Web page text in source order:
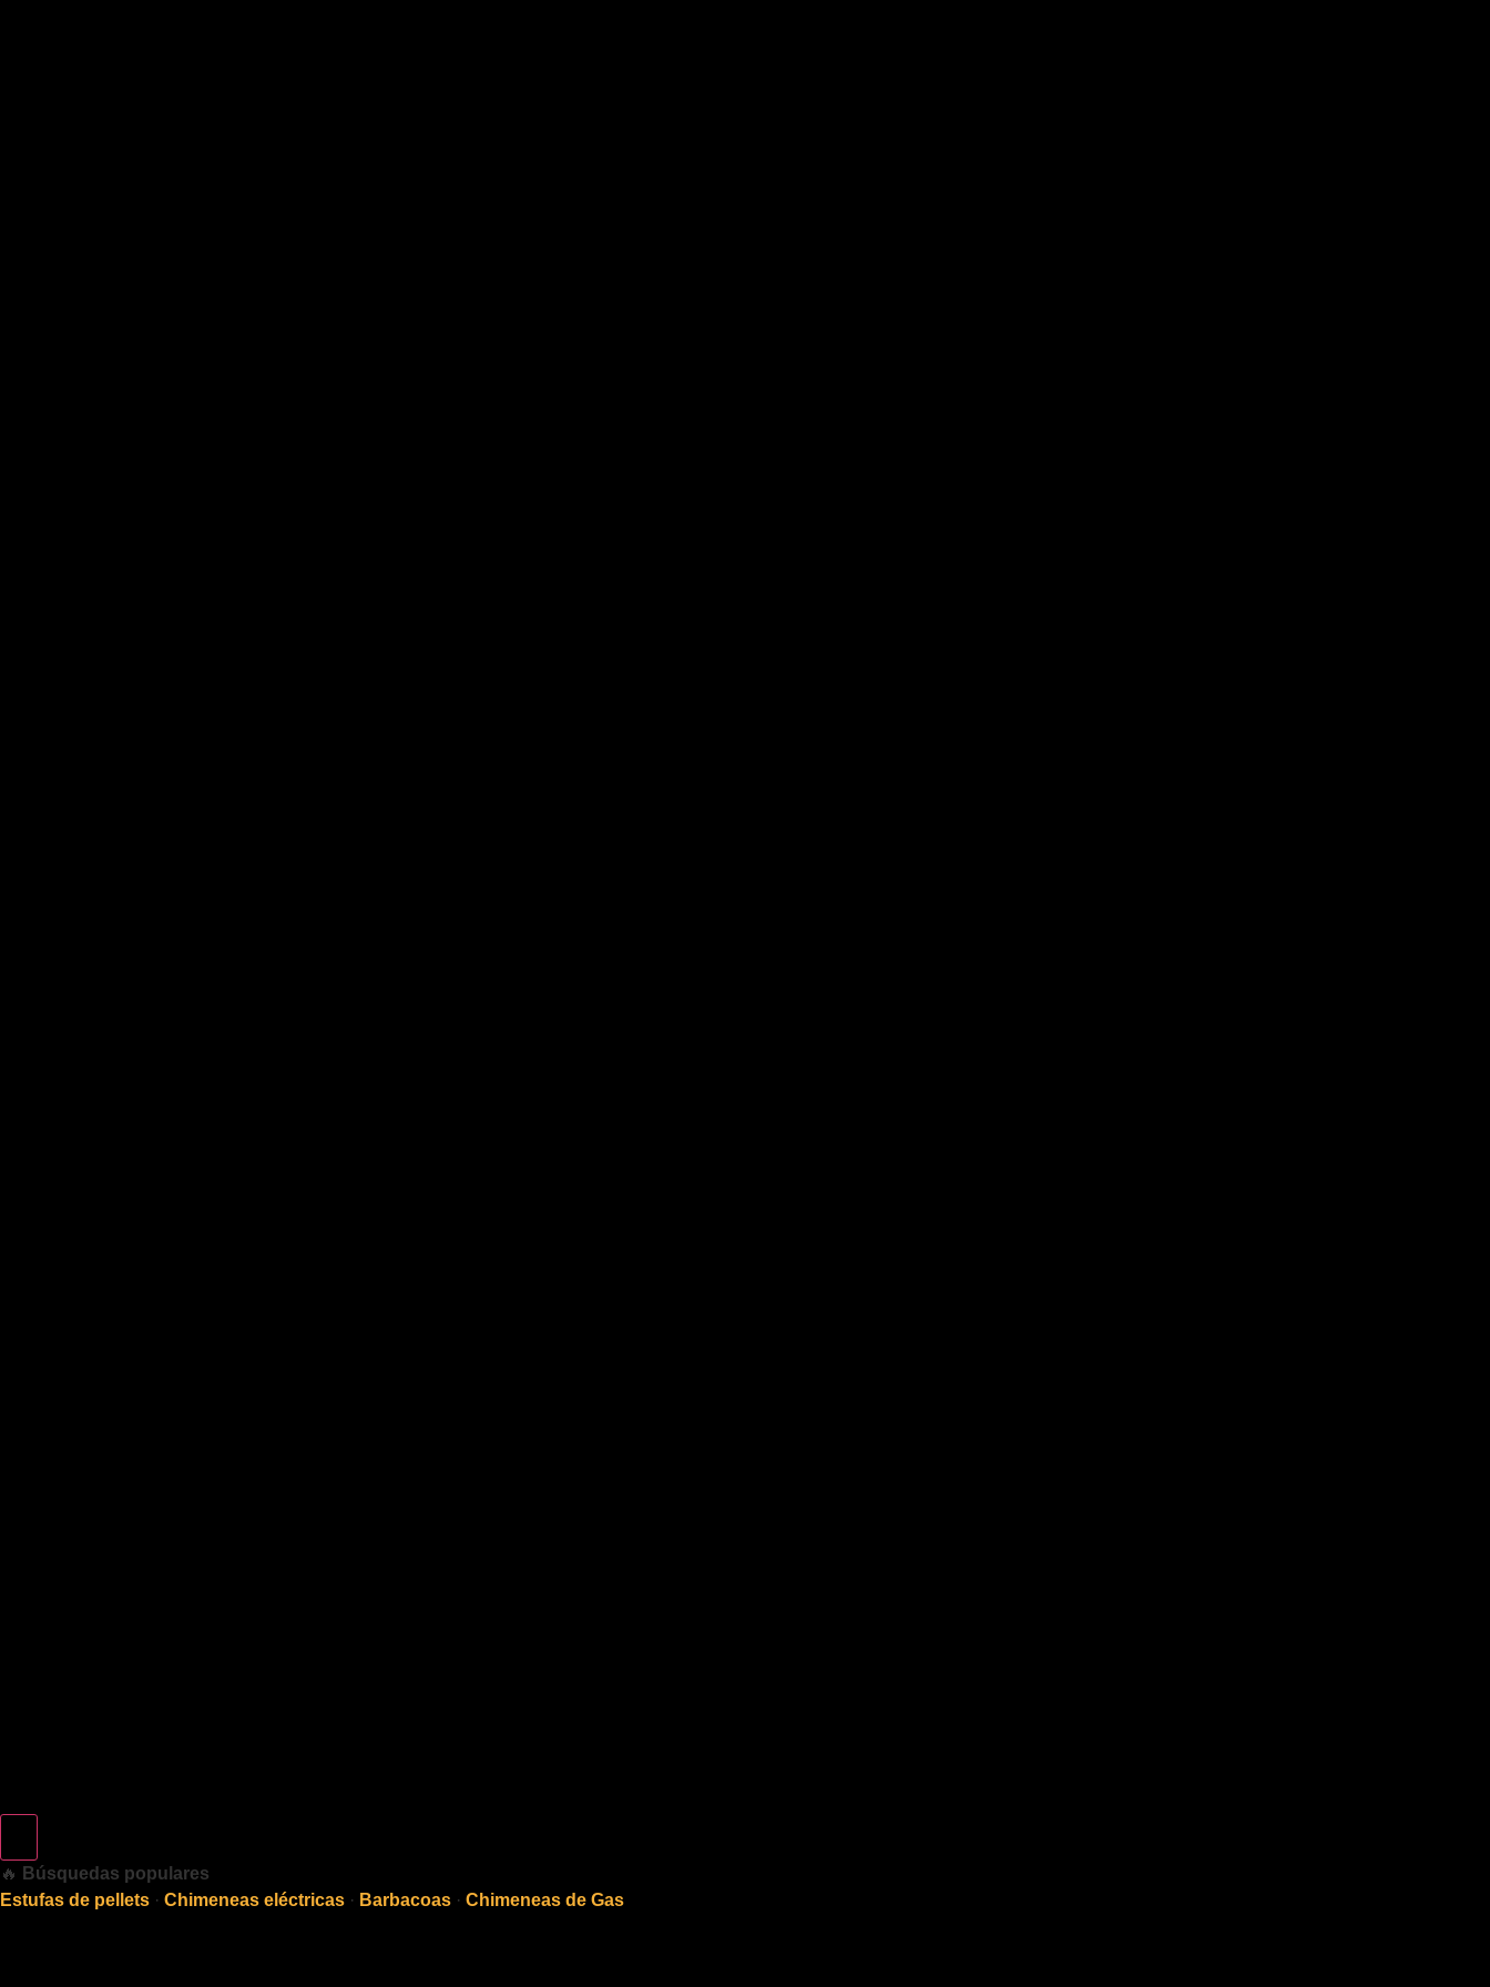
🔥 Búsquedas populares
Estufas de pellets · Chimeneas eléctricas · Barbacoas · Chimeneas de Gas